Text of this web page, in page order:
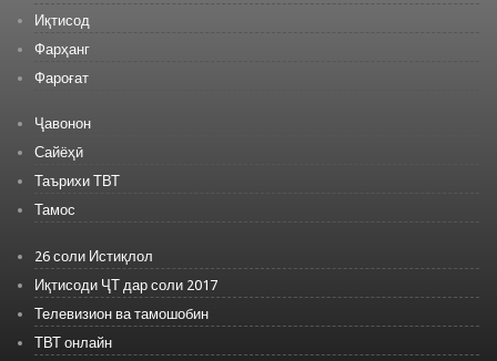
Иқтисод
Фарҳанг
Фароғат
Ҷавонон
Сайёҳӣ
Таърихи ТВТ
Тамос
26 соли Истиқлол
Иқтисоди ҶТ дар соли 2017
Телевизион ва тамошобин
ТВТ онлайн